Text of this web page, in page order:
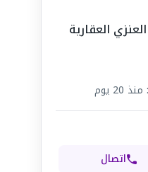
العقارية
يوم
اتصال